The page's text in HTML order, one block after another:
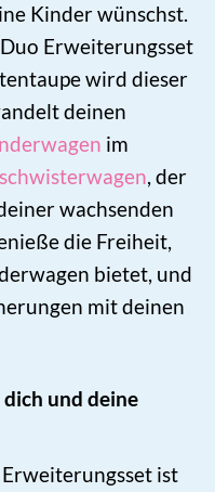
Kinder wünschst.
Erweiterungsset
wird dieser
deinen
im
, der
wachsenden
die Freiheit,
bietet, und
mit deinen
und deine
ist